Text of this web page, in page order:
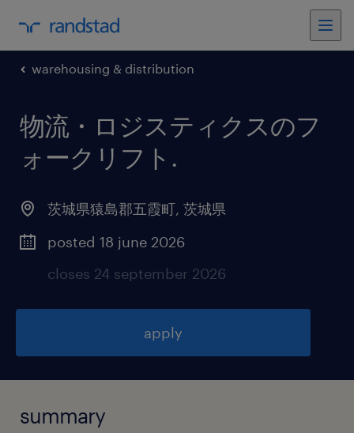
warehousing & distribution
物流・ロジスティクスのフ
ォークリフト .
茨城県猿島郡五霞町, 茨城県
posted 18 june 2026
closes 24 september 2026
apply
summary